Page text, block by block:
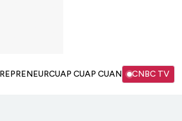
CUAP CUAP CUAN CNBC TV